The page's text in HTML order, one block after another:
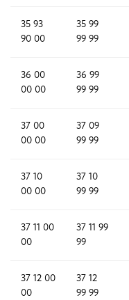
35 93
90 00
35 99
99 99
36 00
00 00
36 99
99 99
37 00
00 00
37 09
99 99
37 10
00 00
37 10
99 99
37 11 00
00
37 11 99
99
37 12 00
00
37 12
99 99